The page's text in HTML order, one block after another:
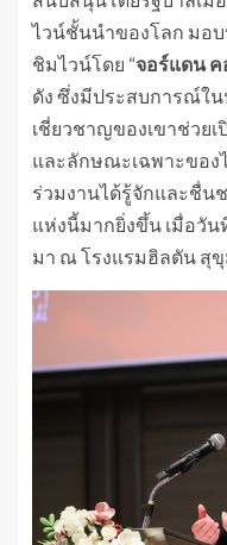
ไวน์ชั้นนำของโลก มอ
ชิมไวน์โดย “จอร์แดน ค
ดัง ซึ่งมีประสบการณ์ใน
เชี่ยวชาญของเขาช่วย
และลักษณะเฉพาะของ
ร่วมงานได้รู้จักและชื่
แห่งนี้มากยิ่งขึ้น เมื่อวัน
มา ณ โรงแรมฮิลตัน สุขุ